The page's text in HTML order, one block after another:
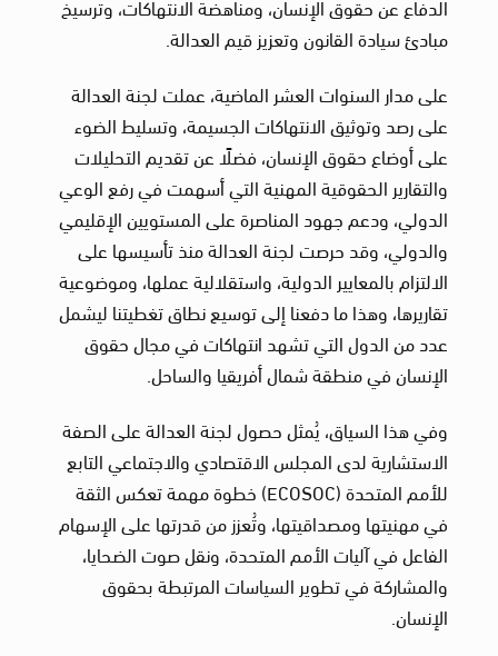
مبادئ سيادة القانون وتعزيز قيم العدالة.
على مدار السنوات العشر الماضية، عملت لجنة العدالة
على رصد وتوثيق الانتهاكات الجسيمة، وتسليط الضوء
على أوضاع حقوق الإنسان، فضلًا عن تقديم التحليلات
والتقارير الحقوقية المهنية التي أسهمت في رفع الوعي
الدولي، ودعم جهود المناصرة على المستويين الإقليمي
والدولي، وقد حرصت لجنة العدالة منذ تأسيسها على
الالتزام بالمعايير الدولية، واستقلالية عملها، وموضوعية
تقاريرها، وهذا ما دفعنا إلى توسيع نطاق تغطيتنا ليشمل
عدد من الدول التي تشهد انتهاكات في مجال حقوق
الإنسان في منطقة شمال أفريقيا والساحل.
وفي هذا السياق، يُمثل حصول لجنة العدالة على الصفة
الاستشارية لدى المجلس الاقتصادي والاجتماعي التابع
للأمم المتحدة (ECOSOC) خطوة مهمة تعكس الثقة
في مهنيتها ومصداقيتها، وتُعزز من قدرتها على الإسهام
الفاعل في آليات الأمم المتحدة، ونقل صوت الضحايا،
والمشاركة في تطوير السياسات المرتبطة بحقوق
الإنسان.